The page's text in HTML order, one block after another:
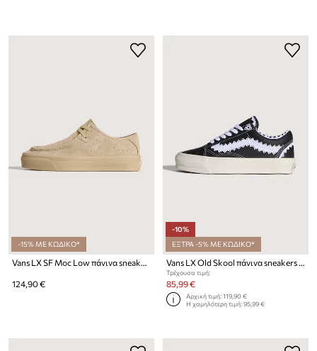
-15% ΜΕ ΚΩΔΙΚΟ*
Vans LX SF Moc Low πάνινα sneakers σουέτ
124,90 €
-10%
ΕΞΤΡΑ -5% ΜΕ ΚΩΔΙΚΟ*
Vans LX Old Skool πάνινα sneakers Γυναικεία δερμάτινα
Τρέχουσα τιμή:
85,99 €
Αρχική τιμή:119,90 €
Η χαμηλότερη τιμή:95,99 €